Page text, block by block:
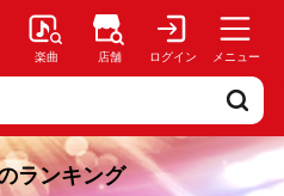
楽曲 店舗 ログイン メニュー
ランキング